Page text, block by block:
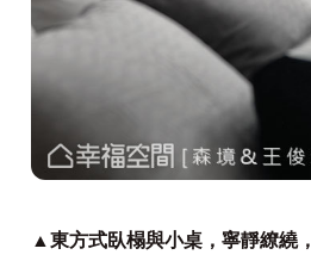
▲東方式臥榻與小桌，寧靜繚繞